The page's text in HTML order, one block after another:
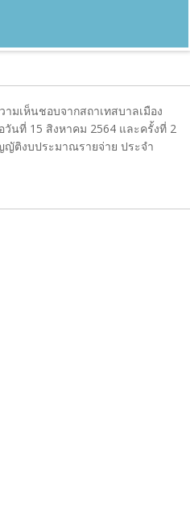
มเห็นชอบจากสถาเทสบาลเมือง
นที่ 15 สิงหาคม 2564 และครั้งที่ 2
ญัติงบประมาณรายจ่าย ประจำ